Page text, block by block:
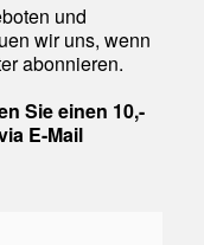
und
wir uns, wenn
abonnieren.
Sie einen 10,-
E-Mail